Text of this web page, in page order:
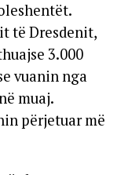
të Dresdenit,
3.000
vuanin nga
muaj.
përjetuar më